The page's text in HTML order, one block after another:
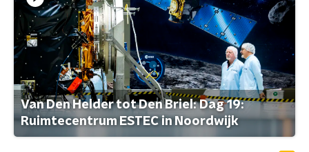
Van Den Helder tot Den Briel: Dag 19:
Ruimtecentrum ESTEC in Noordwijk